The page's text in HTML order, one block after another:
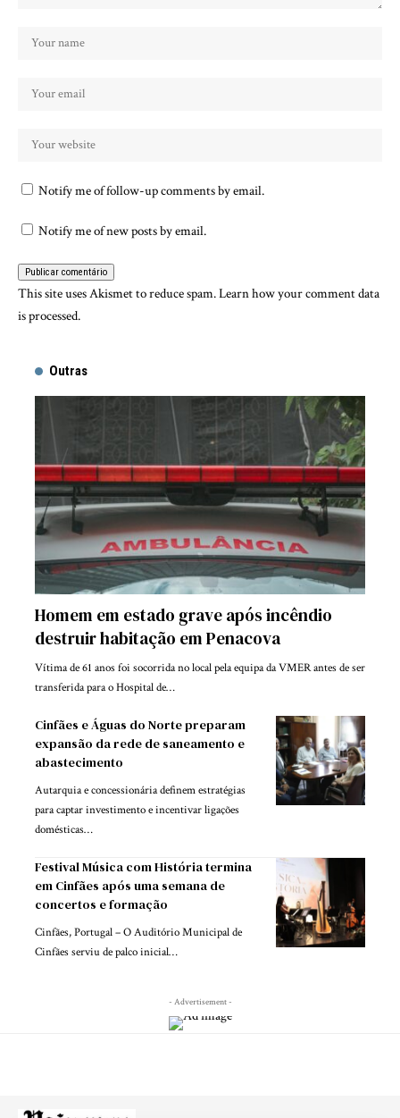
Notify me of follow-up comments by email.
Notify me of new posts by email.
This site uses Akismet to reduce spam.Learn how your comment data
is processed.
Outras
Homem em estado grave após incêndio
destruir habitação em Penacova
Vítima de 61 anos foi socorrida no local pela equipa da VMER antes de ser
transferida para o Hospital de…
Cinfães e Águas do Norte preparam
expansão da rede de saneamento e
abastecimento
Autarquia e concessionária definem estratégias
para captar investimento e incentivar ligações
domésticas…
Festival Música com História termina
em Cinfães após uma semana de
concertos e formação
Cinfães, Portugal – O Auditório Municipal de
Cinfães serviu de palco inicial…
- Advertisement -